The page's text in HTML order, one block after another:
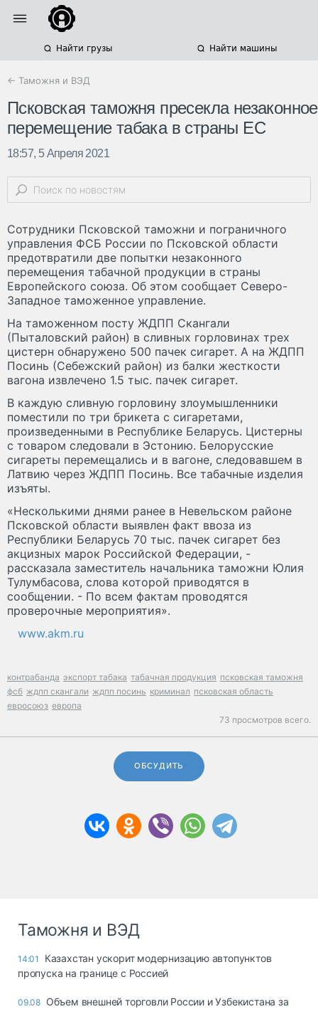
Найти грузы Найти машины
← Таможня и ВЭД
Псковская таможня пресекла незаконное
перемещение табака в страны ЕС
18:57, 5 Апреля 2021
Сотрудники Псковской таможни и пограничного
управления ФСБ России по Псковской области
предотвратили две попытки незаконного
перемещения табачной продукции в страны
Европейского союза. Об этом сообщает Северо-
Западное таможенное управление.
На таможенном посту ЖДПП Скангали
(Пыталовский район) в сливных горловинах трех
цистерн обнаружено 500 пачек сигарет. А на ЖДПП
Посинь (Себежский район) из балки жесткости
вагона извлечено 1.5 тыс. пачек сигарет.
В каждую сливную горловину злоумышленники
поместили по три брикета с сигаретами,
произведенными в Республике Беларусь. Цистерны
с товаром следовали в Эстонию. Белорусские
сигареты перемещались и в вагоне, следовавшем в
Латвию через ЖДПП Посинь. Все табачные изделия
изъяты.
«Несколькими днями ранее в Невельском районе
Псковской области выявлен факт ввоза из
Республики Беларусь 70 тыс. пачек сигарет без
акцизных марок Российской Федерации, -
рассказала заместитель начальника таможни Юлия
Тулумбасова, слова которой приводятся в
сообщении. - По всем фактам проводятся
проверочные мероприятия».
www.akm.ru
контрабанда экспорт табака табачная продукция псковская таможня
фсб ждпп скангали ждпп посинь криминал псковская область
евросоюз европа
73 просмотров всего.
ОБСУДИТЬ
Таможня и ВЭД
14:01
Казахстан ускорит модернизацию автопунктов
пропуска на границе с Россией
09.08 Объем внешней торговли России и Узбекистана за